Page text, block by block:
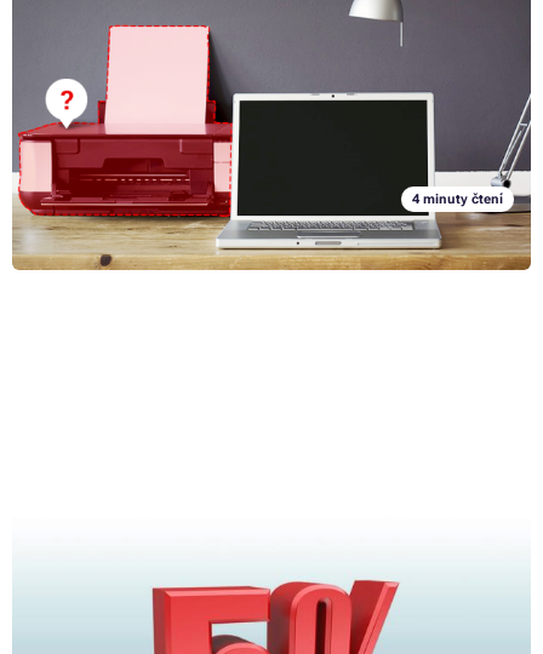
Výběr správné domácí tiskárny se může na první pohled zdát jako
neřešitelný úkol. Pokud si ale položíte ty správné otázky, máte napůl
vyhráno. Pojďme se podívat, jak vybrat tiskárnu, k čemu tiskové
zařízení doma využijete a podle jakých parametrů se řídit.
Celý článek »
4 minuty čtení
toner či cartridge?
Stalo se vám někdy, že váš nový toner či cartridge došel dřív, než jste